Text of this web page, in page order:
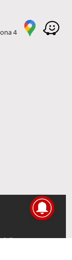
4
directamente en